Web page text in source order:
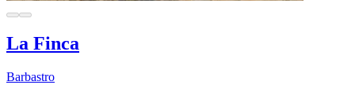
La Finca
Barbastro